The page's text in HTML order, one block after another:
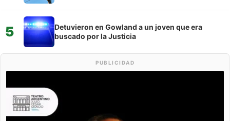
5
Detuvieron en Gowland a un joven que era
buscado por la Justicia
PUBLICIDAD